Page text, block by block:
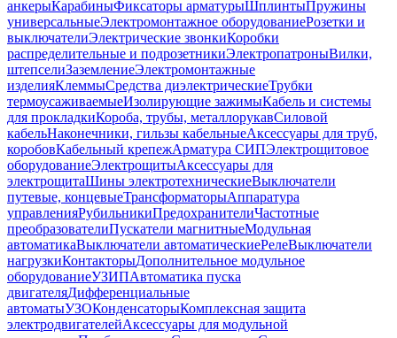
анкерыКарабиныФиксаторы арматурыШплинтыПружины
универсальныеЭлектромонтажное оборудованиеРозетки и
выключателиЭлектрические звонкиКоробки
распределительные и подрозетникиЭлектропатроныВилки,
штепселиЗаземлениеЭлектромонтажные
изделияКлеммыСредства диэлектрическиеТрубки
термоусаживаемыеИзолирующие зажимыКабель и системы
для прокладкиКороба, трубы, металлорукавСиловой
кабельНаконечники, гильзы кабельныеАксессуары для труб,
коробовКабельный крепежАрматура СИПЭлектрощитовое
оборудованиеЭлектрощитыАксессуары для
электрощитаШины электротехническиеВыключатели
путевые, концевыеТрансформаторыАппаратура
управленияРубильникиПредохранителиЧастотные
преобразователиПускатели магнитныеМодульная
автоматикаВыключатели автоматическиеРелеВыключатели
нагрузкиКонтакторыДополнительное модульное
оборудованиеУЗИПАвтоматика пуска
двигателяДифференциальные
автоматыУЗОКонденсаторыКомплексная защита
электродвигателейАксессуары для модульной